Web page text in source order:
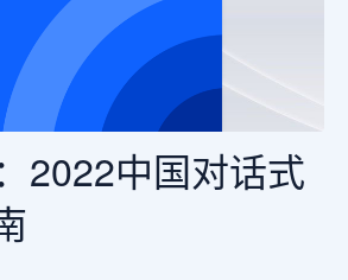
2022中国对话式